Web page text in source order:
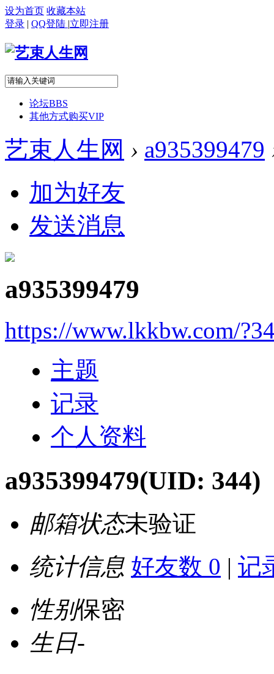
设为首页 收藏本站
登录 | QQ登陆 |立即注册
论坛BBS
其他方式购买VIP
艺束人生网 › a935399479
加为好友
发送消息
a935399479
https://www.lkkbw.com/
主题
记录
个人资料
a935399479(UID: 344)
邮箱状态未验证
统计信息 好友数 0 | 记
性别保密
生日-